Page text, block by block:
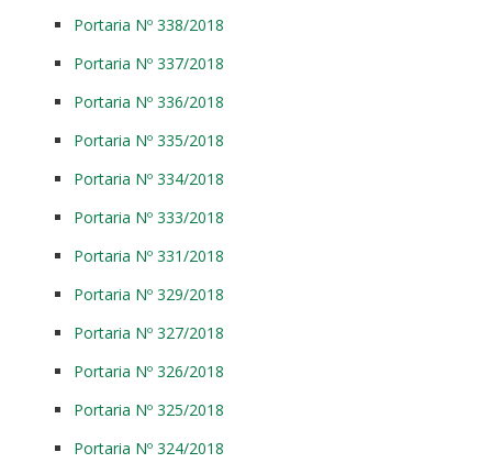
Portaria Nº 338/2018
Portaria Nº 337/2018
Portaria Nº 336/2018
Portaria Nº 335/2018
Portaria Nº 334/2018
Portaria Nº 333/2018
Portaria Nº 331/2018
Portaria Nº 329/2018
Portaria Nº 327/2018
Portaria Nº 326/2018
Portaria Nº 325/2018
Portaria Nº 324/2018